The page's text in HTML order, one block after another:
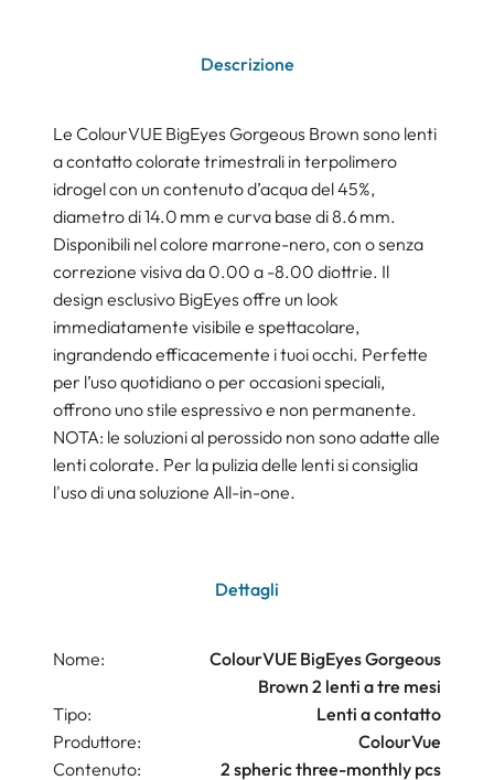
Descrizione
Le ColourVUE BigEyes Gorgeous Brown sono lenti
a contatto colorate trimestrali in terpolimero
idrogel con un contenuto d’acqua del 45%,
diametro di 14.0 mm e curva base di 8.6 mm.
Disponibili nel colore marrone-nero, con o senza
correzione visiva da 0.00 a -8.00 diottrie. Il
design esclusivo BigEyes offre un look
immediatamente visibile e spettacolare,
ingrandendo efficacemente i tuoi occhi. Perfette
per l’uso quotidiano o per occasioni speciali,
offrono uno stile espressivo e non permanente.
NOTA: le soluzioni al perossido non sono adatte alle
lenti colorate. Per la pulizia delle lenti si consiglia
l'uso di una soluzione All-in-one.
Dettagli
Nome:
ColourVUE BigEyes Gorgeous
Brown 2 lenti a tre mesi
Tipo:
Lenti a contatto
Produttore:
ColourVue
Contenuto:
2 spheric three-monthly pcs